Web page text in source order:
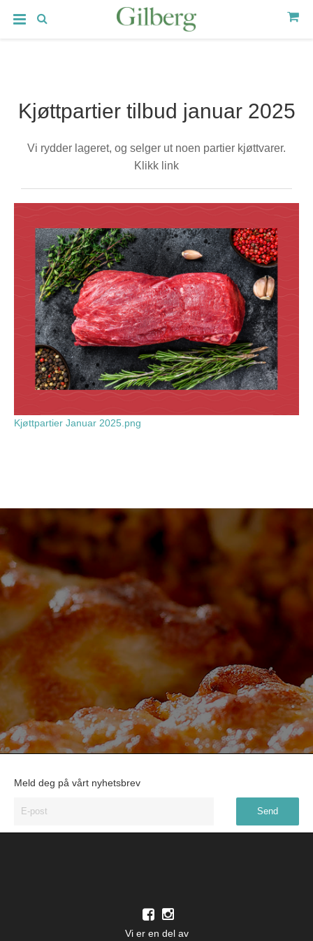
Kjøttpartier tilbud januar 2025
Vi rydder lageret, og selger ut noen partier kjøttvarer.
Klikk link
Kjøttpartier Januar 2025.png
Meld deg på vårt nyhetsbrev
Vi er en del av